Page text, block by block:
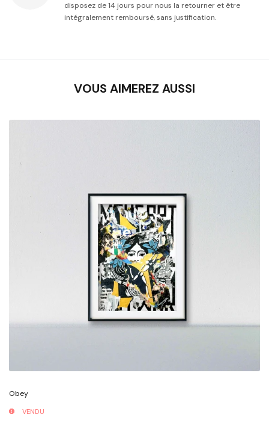
disposez de 14 jours pour nous la retourner et être
intégralement remboursé, sans justification.
VOUS AIMEREZ AUSSI
Obey
VENDU